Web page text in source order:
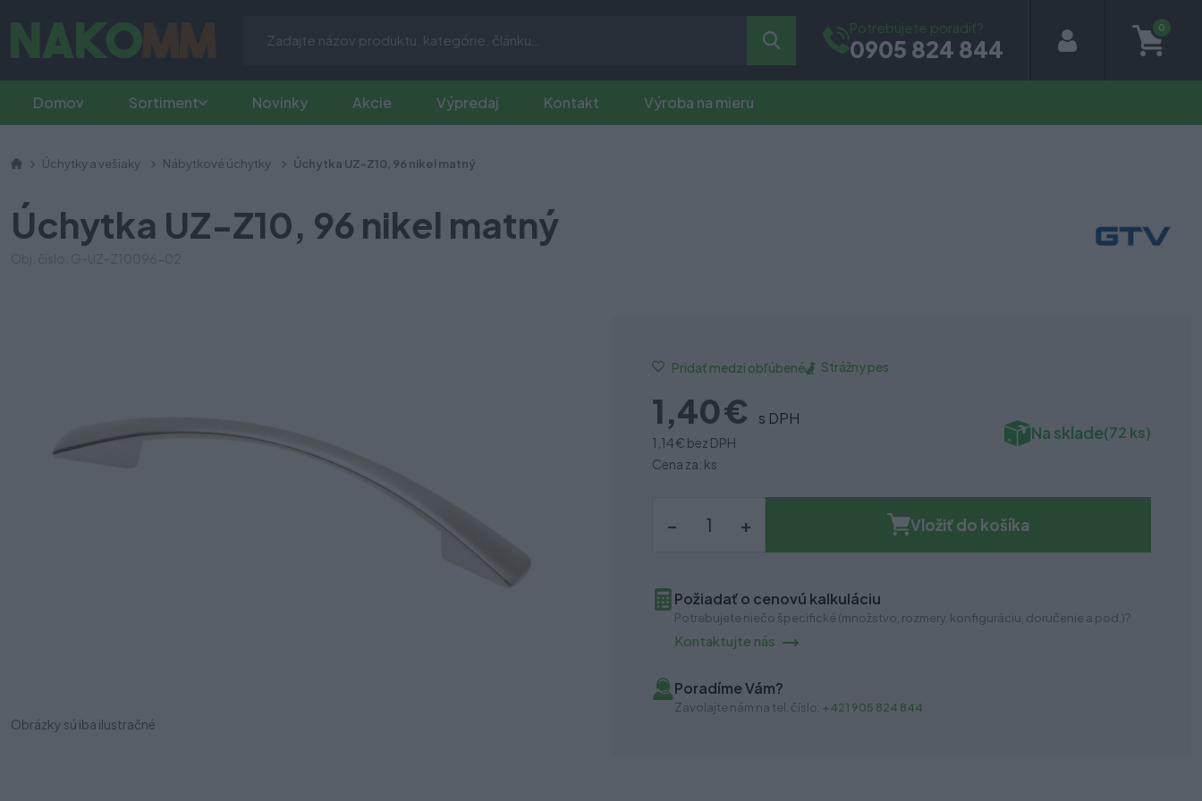
Potrebujete poradiť?
0905 824 844
0
Domov Sortiment Novinky Akcie Výpredaj Kontakt Výroba na mieru
Úchytky a vešiaky Nábytkové úchytky Úchytka UZ-Z10, 96 nikel matný
Úchytka UZ-Z10, 96 nikel matný
Obrázky sú iba ilustračné
Pridať medzi obľúbené Strážny pes
1,40 € s DPH
1,14 € bez DPH
Cena za: ks
Na sklade(72 ks)
– + Vložiť do košíka
Požiadať o cenovú kalkuláciu
Potrebujete niečo špecifické (množstvo, rozmery, konfiguráciu, doručenie a pod.)?
Kontaktujte nás
Poradíme Vám?
Zavolajte nám na tel. číslo: +421 905 824 844